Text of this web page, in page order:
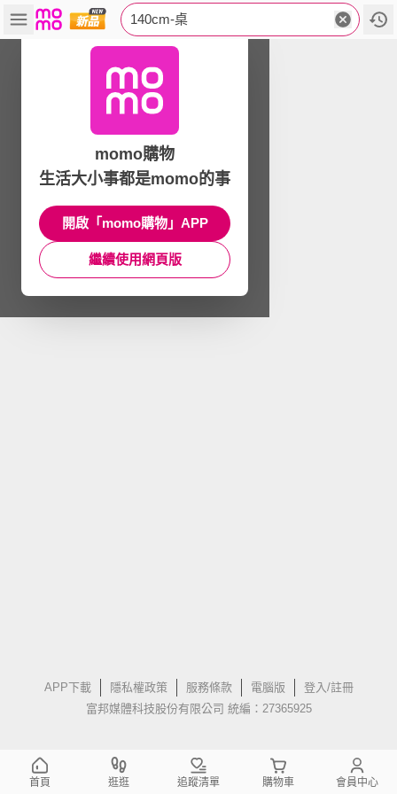
140cm-桌
APP下載 隱私權政策 服務條款 電腦版
登入/註冊
富邦媒體科技股份有限公司 統編：27365925
momo購物
生活大小事都是momo的事
開啟「momo購物」APP
繼續使用網頁版
首頁 逛逛 追蹤清單 購物車 會員中心